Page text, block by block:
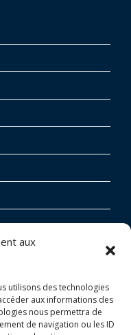
aux
utilisons des technologies
aux informations des
nous permettra de
de navigation ou les ID